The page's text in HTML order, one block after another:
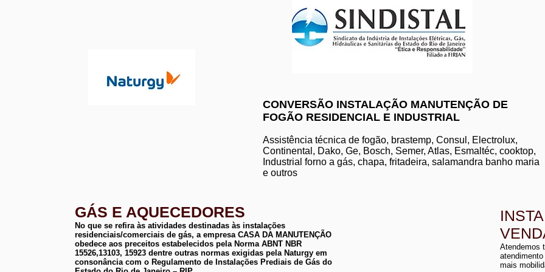
instalação de
conserto de aquecedor
manutenção de
instalação de
CONVERSÃO INSTALAÇÃO MANUTENÇÃO DE
FOGÃO RESIDENCIAL E INDUSTRIAL
Assistência técnica de fogão, brastemp, Consul, Electrolux,
Continental, Dako, Ge, Bosch, Semer, Atlas, Esmaltéc, cooktop,
Industrial forno a gás, chapa, fritadeira, salamandra banho maria
e outros
GÁS E AQUECEDORES
No que se refira às atividades destinadas às instalações
residenciais/comerciais de gás, a empresa CASA DA MANUTENÇÃO
obedece aos preceitos estabelecidos pela Norma ABNT NBR
15526,13103, 15923 dentre outras normas exigidas pela Naturgy em
consonância com o Regulamento de Instalações Prediais de Gás do
Atendemos
mais